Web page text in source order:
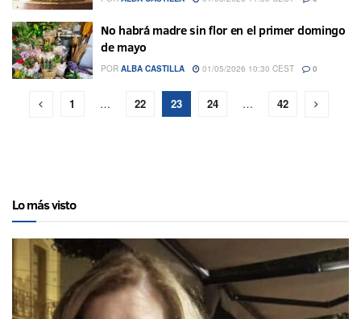
No habrá madre sin flor en el primer domingo
de mayo
POR ALBA CASTILLA 01/05/2026 10:30 CEST 0
1 … 22 23 24 … 42
Lo más visto